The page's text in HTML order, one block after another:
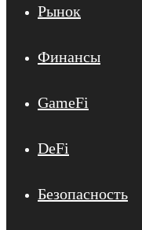
Рынок
Финансы
GameFi
DeFi
Безопасность